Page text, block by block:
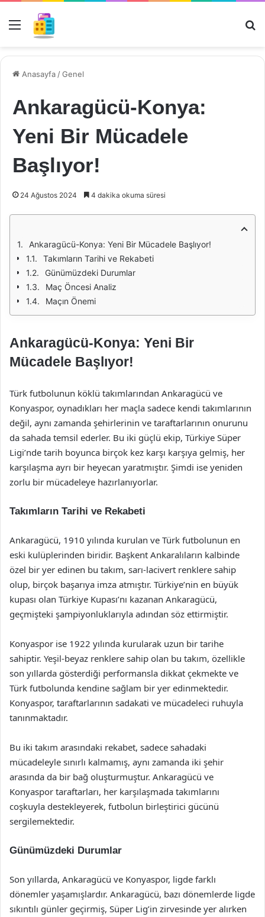
Menü
Anasayfa /Genel
Ankaragücü-Konya:
Yeni Bir Mücadele
Başlıyor!
24 Ağustos 2024 4 dakika okuma süresi
Ankaragücü-Konya: Yeni Bir Mücadele Başlıyor!
Takımların Tarihi ve Rekabeti
Günümüzdeki Durumlar
Maç Öncesi Analiz
Maçın Önemi
Ankaragücü-Konya: Yeni Bir
Mücadele Başlıyor!
Türk futbolunun köklü takımlarından Ankaragücü ve
Konyaspor, oynadıkları her maçla sadece kendi takımlarının
değil, aynı zamanda şehirlerinin ve taraftarlarının onurunu
da sahada temsil ederler. Bu iki güçlü ekip, Türkiye Süper
Ligi’nde tarih boyunca birçok kez karşı karşıya gelmiş, her
karşılaşma ayrı bir heyecan yaratmıştır. Şimdi ise yeniden
zorlu bir mücadeleye hazırlanıyorlar.
Takımların Tarihi ve Rekabeti
Ankaragücü, 1910 yılında kurulan ve Türk futbolunun en
eski kulüplerinden biridir. Başkent Ankaralıların kalbinde
özel bir yer edinen bu takım, sarı-lacivert renklere sahip
olup, birçok başarıya imza atmıştır. Türkiye’nin en büyük
kupası olan Türkiye Kupası’nı kazanan Ankaragücü,
geçmişteki şampiyonluklarıyla adından söz ettirmiştir.
Konyaspor ise 1922 yılında kurularak uzun bir tarihe
sahiptir. Yeşil-beyaz renklere sahip olan bu takım, özellikle
son yıllarda gösterdiği performansla dikkat çekmekte ve
Türk futbolunda kendine sağlam bir yer edinmektedir.
Konyaspor, taraftarlarının sadakati ve mücadeleci ruhuyla
tanınmaktadır.
Bu iki takım arasındaki rekabet, sadece sahadaki
mücadeleyle sınırlı kalmamış, aynı zamanda iki şehir
arasında da bir bağ oluşturmuştur. Ankaragücü ve
Konyaspor taraftarları, her karşılaşmada takımlarını
coşkuyla destekleyerek, futbolun birleştirici gücünü
sergilemektedir.
Günümüzdeki Durumlar
Son yıllarda, Ankaragücü ve Konyaspor, ligde farklı
dönemler yaşamışlardır. Ankaragücü, bazı dönemlerde ligde
sıkıntılı günler geçirmiş, Süper Lig’in zirvesinde yer alırken